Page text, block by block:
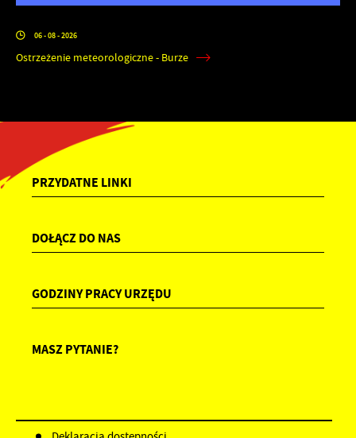
06 - 08 - 2026
Ostrzeżenie meteorologiczne - Burze
PRZYDATNE LINKI
DOŁĄCZ DO NAS
GODZINY PRACY URZĘDU
MASZ PYTANIE?